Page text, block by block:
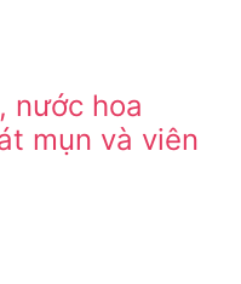
nước hoa
mụn và viên